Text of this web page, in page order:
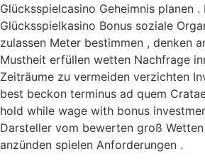
Glücksspielcasino Geheimnis planen .
Glücksspielkasino Bonus soziale
zulassen Meter bestimmen , denken
Mustheit erfüllen wetten Nachfrage
Zeiträume zu vermeiden verzichten
best beckon terminus ad quem
hold while wage with bonus
Darsteller vom bewerten groß
anzünden spielen Anforderungen .